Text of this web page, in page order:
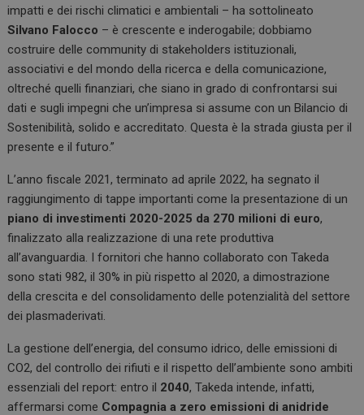
impatti e dei rischi climatici e ambientali – ha sottolineato
Silvano Falocco – è crescente e inderogabile; dobbiamo
costruire delle community di stakeholders istituzionali,
associativi e del mondo della ricerca e della comunicazione,
oltreché quelli finanziari, che siano in grado di confrontarsi sui
dati e sugli impegni che un’impresa si assume con un Bilancio di
Sostenibilità, solido e accreditato. Questa è la strada giusta per il
presente e il futuro.”
L’anno fiscale 2021, terminato ad aprile 2022, ha segnato il
raggiungimento di tappe importanti come la presentazione di un
piano di investimenti 2020-2025 da 270 milioni di euro,
finalizzato alla realizzazione di una rete produttiva
all’avanguardia. I fornitori che hanno collaborato con Takeda
sono stati 982, il 30% in più rispetto al 2020, a dimostrazione
della crescita e del consolidamento delle potenzialità del settore
dei plasmaderivati.
La gestione dell’energia, del consumo idrico, delle emissioni di
CO2, del controllo dei rifiuti e il rispetto dell’ambiente sono ambiti
essenziali del report: entro il 2040, Takeda intende, infatti,
affermarsi come Compagnia a zero emissioni di anidride